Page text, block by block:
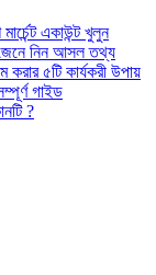
একাউন্ট খুলুন
জেনে নিন আসল তথ্য
৫টি কার্যকরী উপায়
গাইড
?